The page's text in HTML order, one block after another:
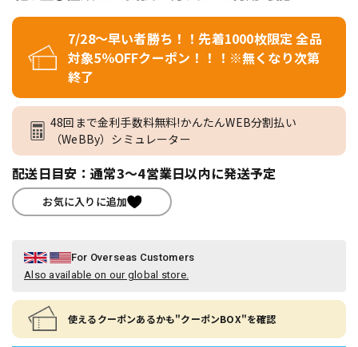
7/28～早い者勝ち！！先着1000枚限定 全品
対象5％OFFクーポン！！！※無くなり次第
終了
48回まで金利手数料無料!かんたんWEB分割払い
（WeBBy）シミュレーター
配送日目安：通常3～4営業日以内に発送予定
お気に入りに追加
For Overseas Customers
Also available on our global store.
使えるクーポンあるかも"クーポンBOX"を確認